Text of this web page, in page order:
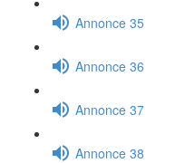
Annonce 35
Annonce 36
Annonce 37
Annonce 38